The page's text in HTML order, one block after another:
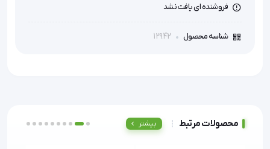
فروشنده ای یافت نشد
شناسه محصول 12942
محصولات مرتبط بیشتر